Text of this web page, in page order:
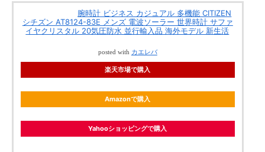
腕時計 ビジネス カジュアル 多機能 CITIZEN
シチズン AT8124-83E メンズ 電波ソーラー 世界時計 サファ
イヤクリスタル 20気圧防水 並行輸入品 海外モデル 新生活
posted with カエレバ
楽天市場で購入
Amazonで購入
Yahooショッピングで購入